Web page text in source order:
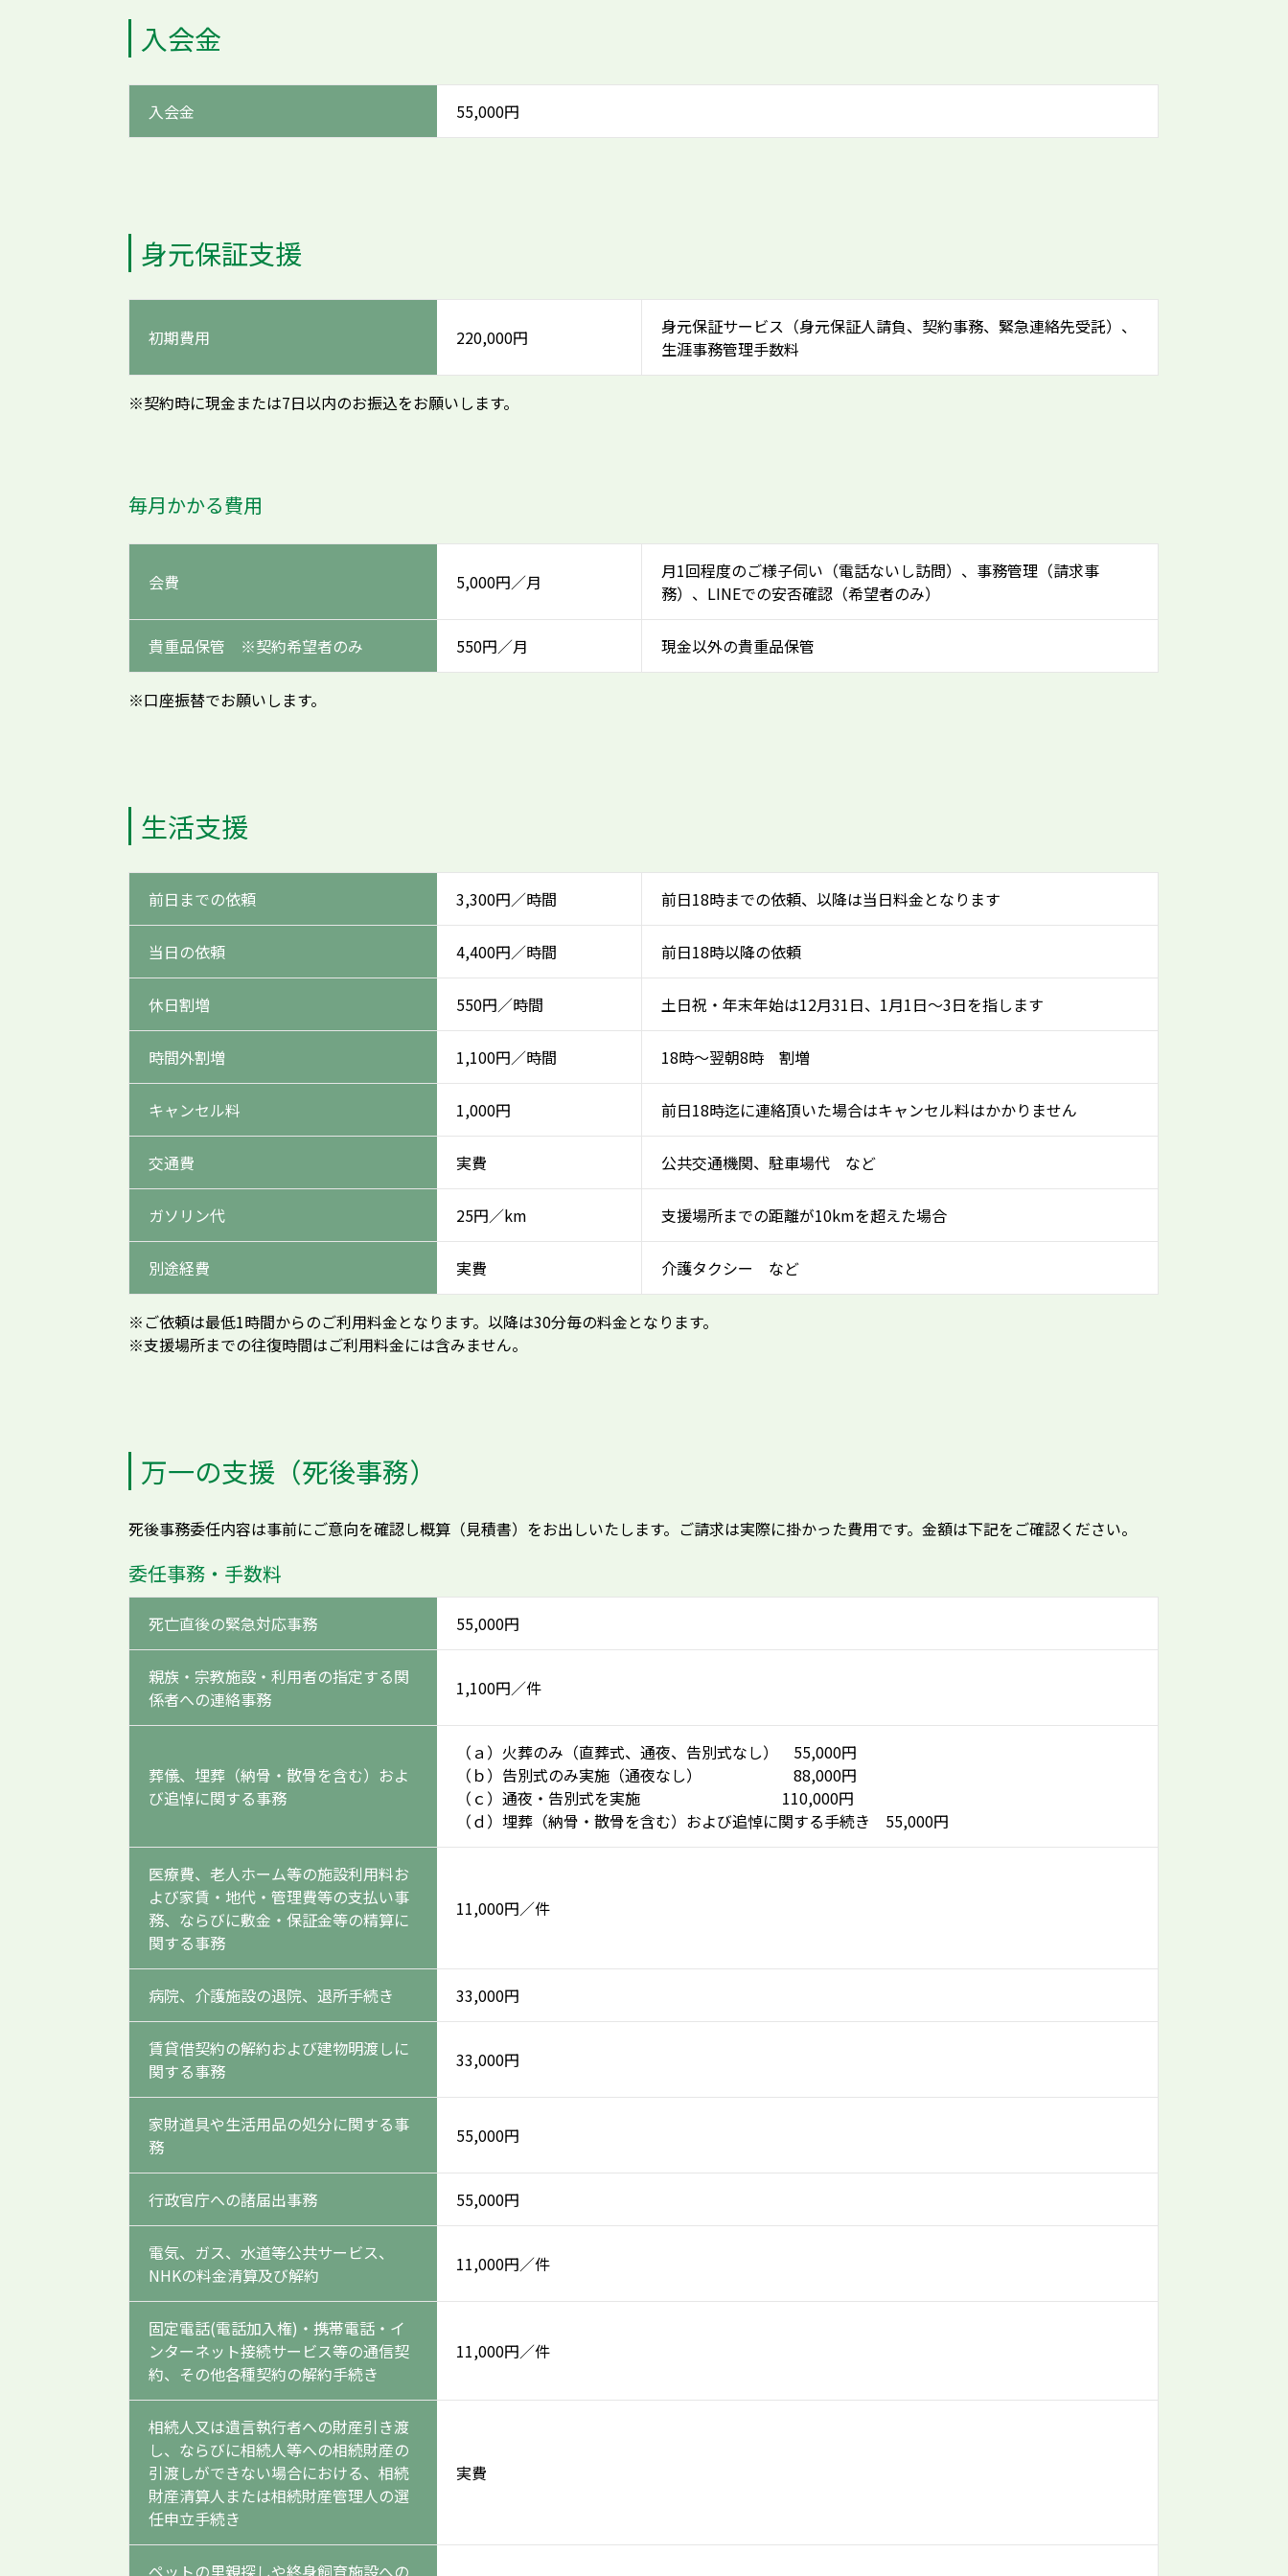
入会金
入会金 55,000円
身元保証支援
初期費用 220,000円
身元保証サービス（身元保証人請負、契約事務、緊急連絡先受託）、
生涯事務管理手数料
※契約時に現金または7日以内のお振込をお願いします。
毎月かかる費用
会費 5,000円／月
月1回程度のご様子伺い（電話ないし訪問）、事務管理（請求事
務）、LINEでの安否確認（希望者のみ）
貴重品保管 ※契約希望者のみ 550円／月 現金以外の貴重品保管
※口座振替でお願いします。
生活支援
前日までの依頼 3,300円／時間 前日18時までの依頼、以降は当日料金となります
当日の依頼 4,400円／時間 前日18時以降の依頼
休日割増 550円／時間 土日祝・年末年始は12月31日、1月1日～3日を指します
時間外割増 1,100円／時間 18時～翌朝8時 割増
キャンセル料 1,000円 前日18時迄に連絡頂いた場合はキャンセル料はかかりません
交通費 実費 公共交通機関、駐車場代 など
ガソリン代 25円／km 支援場所までの距離が10kmを超えた場合
別途経費 実費 介護タクシー など
※ご依頼は最低1時間からのご利用料金となります。以降は30分毎の料金となります。
※支援場所までの往復時間はご利用料金には含みません。
万一の支援（死後事務）
死後事務委任内容は事前にご意向を確認し概算（見積書）をお出しいたします。ご請求は実際に掛かった費用です。金額は下記をご確認ください。
委任事務・手数料
死亡直後の緊急対応事務 55,000円
親族・宗教施設・利用者の指定する関
係者への連絡事務
1,100円／件
葬儀、埋葬（納骨・散骨を含む）およ
び追悼に関する事務
（ａ）火葬のみ（直葬式、通夜、告別式なし） 55,000円
（ｂ）告別式のみ実施（通夜なし） 88,000円
（ｃ）通夜・告別式を実施 110,000円
（ｄ）埋葬（納骨・散骨を含む）および追悼に関する手続き 55,000円
医療費、老人ホーム等の施設利用料お
よび家賃・地代・管理費等の支払い事
務、ならびに敷金・保証金等の精算に
関する事務
11,000円／件
病院、介護施設の退院、退所手続き 33,000円
賃貸借契約の解約および建物明渡しに
関する事務
33,000円
家財道具や生活用品の処分に関する事
務
55,000円
行政官庁への諸届出事務 55,000円
電気、ガス、水道等公共サービス、
NHKの料金清算及び解約
11,000円／件
固定電話(電話加入権)・携帯電話・イ
ンターネット接続サービス等の通信契
約、その他各種契約の解約手続き
11,000円／件
相続人又は遺言執行者への財産引き渡
し、ならびに相続人等への相続財産の
引渡しができない場合における、相続
財産清算人または相続財産管理人の選
任申立手続き
実費